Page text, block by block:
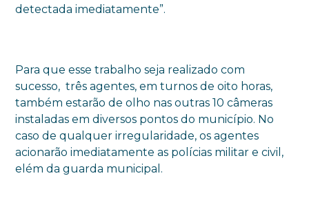
detectada imediatamente”.
Para que esse trabalho seja realizado com
sucesso, três agentes, em turnos de oito horas,
também estarão de olho nas outras 10 câmeras
instaladas em diversos pontos do município. No
caso de qualquer irregularidade, os agentes
acionarão imediatamente as polícias militar e civil,
elém da guarda municipal.